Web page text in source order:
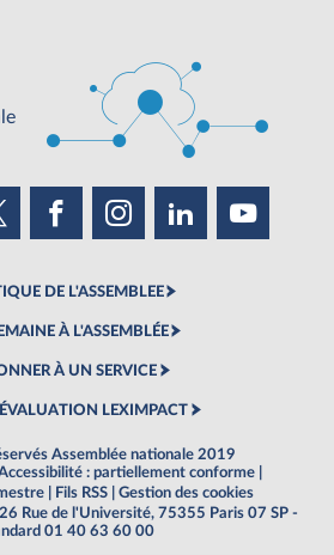
DE L'ASSEMBLEE
À L'ASSEMBLÉE
À UN SERVICE
LEXIMPACT
Assemblée nationale 2019
: partiellement conforme
Fils RSS
Gestion des cookies
Rue de l'Université, 75355 Paris 07 SP -
01 40 63 60 00